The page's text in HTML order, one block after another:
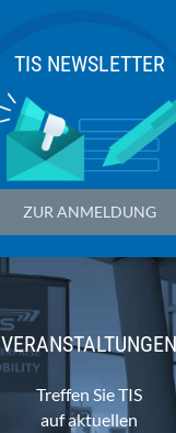
TIS NEWSLETTER
ZUR ANMELDUNG
VERANSTALTUNGEN
Treffen Sie TIS
auf aktuellen